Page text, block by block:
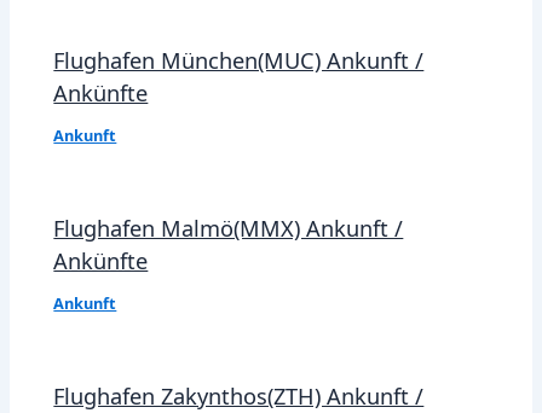
Flughafen München(MUC) Ankunft /
Ankünfte
Ankunft
Flughafen Malmö(MMX) Ankunft /
Ankünfte
Ankunft
Flughafen Zakynthos(ZTH) Ankunft /